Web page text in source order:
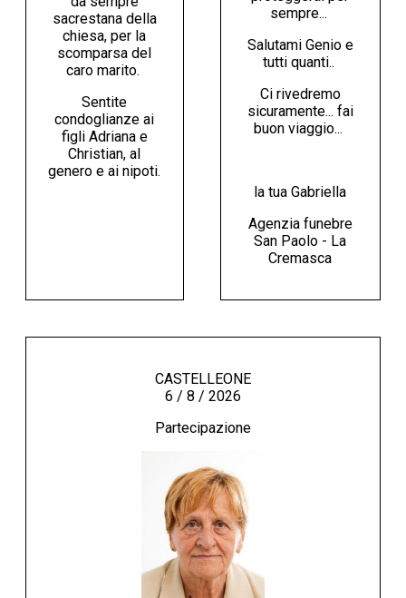
sacrestana della
chiesa, per la
scomparsa del
caro marito.
Sentite
condoglianze ai
figli Adriana e
Christian, al
genero e ai nipoti.
sempre...
Salutami Genio e
tutti quanti..
Ci rivedremo
sicuramente... fai
buon viaggio...
la tua Gabriella
Agenzia funebre
San Paolo - La
Cremasca
CASTELLEONE
6 / 8 / 2026
Partecipazione